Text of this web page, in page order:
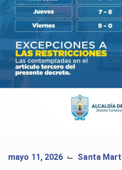
mayo 11, 2026 ⌙ Santa